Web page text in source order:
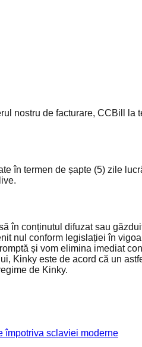
nostru de facturare, CCBill la
în termen de șapte (5) zile
în conținutul difuzat sau
nul conform legislației în
și vom elimina imediat
Kinky este de acord că un
de Kinky.
împotriva sclaviei moderne